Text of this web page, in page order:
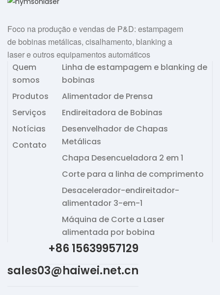
Foco na produção e vendas de P&D: estampagem
de bobinas metálicas, cisalhamento, blanking a
laser e outros equipamentos automáticos
Quem
somos
Produtos
Serviços
Notícias
Contato
Linha de estampagem e blanking de
bobinas
Alimentador de Prensa
Endireitadora de Bobinas
Desenvelhador de Chapas
Metálicas
Chapa Desencueladora 2 em 1
Corte para a linha de comprimento
Desacelerador-endireitador-
alimentador 3-em-1
Máquina de Corte a Laser
alimentada por bobina
+86 15639957129
sales03@haiwei.net.cn